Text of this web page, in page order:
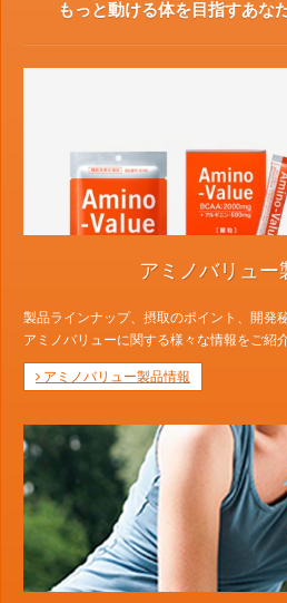
もっと動ける体を目指すあな
アミノバリュー
製品ラインナップ、摂取のポイント、開発
アミノバリューに関する様々な情報をご紹
アミノバリュー製品情報